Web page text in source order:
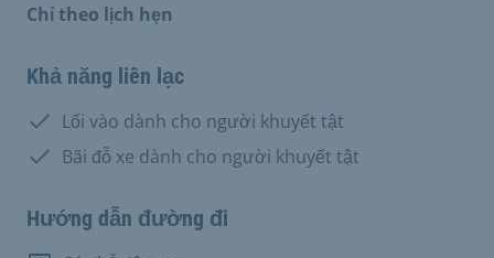
Chỉ theo lịch hẹn
Khả năng liên lạc
Có: Lối vào dành cho người khuyết tật
Có: Bãi đỗ xe dành cho người khuyết tật
Hướng dẫn đường đi